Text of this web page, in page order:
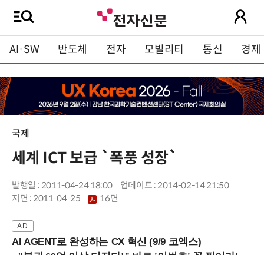
AI·SW 반도체 전자 모빌리티 통신 경제
국제
세계 ICT 보급 `폭풍 성장`
발행일 : 2011-04-24 18:00
업데이트 : 2014-02-14 21:50
지면 :2011-04-25 16면
AI AGENT로 완성하는 CX 혁신 (9/9 코엑스)